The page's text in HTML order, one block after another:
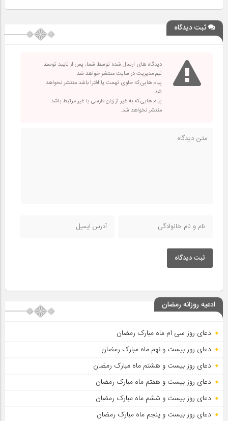
ثبت دیدگاه
دیدگاه های ارسال شده توسط شما، پس از تایید توسط
تیم مدیریت در سایت منتشر خواهد شد.
پیام هایی که حاوی تهمت یا افترا باشد منتشر نخواهد
شد.
پیام هایی که به غیر از زبان فارسی یا غیر مرتبط باشد
منتشر نخواهد شد.
ثبت دیدگاه
ادعیه روزانه رمضان
دعای روز سی ام ماه مبارک رمضان
دعای روز بیست و نهم ماه مبارک رمضان
دعای روز بیست و هشتم ماه مبارک رمضان
دعای روز بیست و هفتم ماه مبارک رمضان
دعای روز بیست و ششم ماه مبارک رمضان
دعای روز بیست و پنجم ماه مبارک رمضان